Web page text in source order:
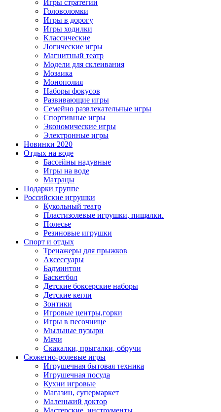
Игры стратегии
Головоломки
Игры в дорогу
Игры ходилки
Классические
Логические игры
Магнитный театр
Модели для склеивания
Мозаика
Монополия
Наборы фокусов
Развивающие игры
Семейно развлекательные игры
Спортивные игры
Экономические игры
Электронные игры
Новинки 2020
Отдых на воде
Бассейны надувные
Игры на воде
Матрацы
Подарки группе
Российские игрушки
Кукольный театр
Пластизолевые игрушки, пищалки.
Полесье
Резиновые игрушки
Спорт и отдых
Тренажеры для прыжков
Аксессуары
Бадминтон
Баскетбол
Детские боксерские наборы
Детские кегли
Зонтики
Игровые центры,горки
Игры в песочнице
Мыльные пузыри
Мячи
Скакалки, прыгалки, обручи
Сюжетно-ролевые игры
Игрушечная бытовая техника
Игрушечная посуда
Кухни игровые
Магазин, супермаркет
Маленький доктор
Мастерские, инструменты